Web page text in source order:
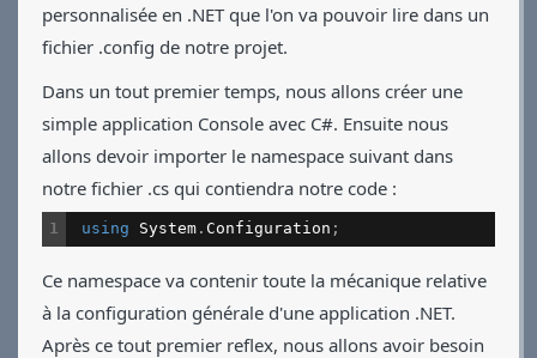
CV
Contact
personnalisée en .NET que l'on va pouvoir lire dans un
fichier .config de notre projet.
Dans un tout premier temps, nous allons créer une
simple application Console avec C#. Ensuite nous
allons devoir importer le namespace suivant dans
notre fichier .cs qui contiendra notre code :
1 using System . Configuration ;
Ce namespace va contenir toute la mécanique relative
à la configuration générale d'une application .NET.
Après ce tout premier reflex, nous allons avoir besoin